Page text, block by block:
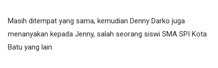
Masih ditempat yang sama, kemudian Denny Darko juga
menanyakan kepada Jenny, salah seorang siswi SMA SPI Kota
Batu yang lain.